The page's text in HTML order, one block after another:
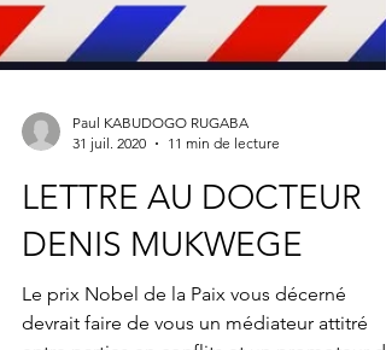
Paul KABUDOGO RUGABA
31 juil. 2020
11 min de lecture